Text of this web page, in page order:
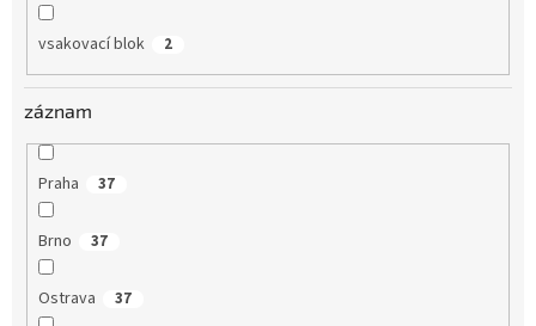
vsakovací blok 2
záznam
Praha 37
Brno 37
Ostrava 37